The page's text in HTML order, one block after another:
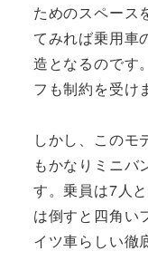
ためのスペース
てみれば乗用車
造となるのです
フも制約を受け
しかし、このモ
もかなりミニバ
す。乗員は7人
は倒すと四角い
イツ車らしい徹